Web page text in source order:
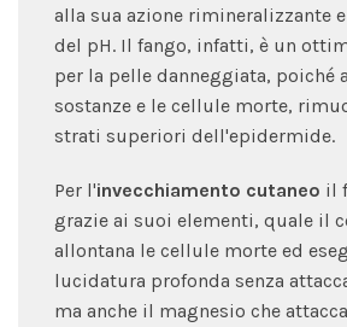
alla sua azione rimineralizzante
del pH. Il fango, infatti, è un
per la pelle danneggiata, poiché
sostanze e le cellule morte,
strati superiori dell'epidermide.
Per l'invecchiamento cutaneo il
grazie ai suoi elementi, quale il
allontana le cellule morte ed
lucidatura profonda senza
ma anche il magnesio che